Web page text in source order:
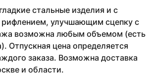
стальные изделия и с
рифлением, улучшающим сцепку с
возможна любым объемом (есть
Отпускная цена определяется
заказа. Возможна доставка
и области.